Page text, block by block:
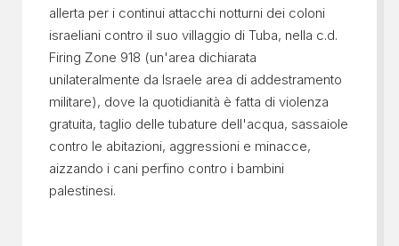
allerta per i continui attacchi notturni dei coloni
israeliani contro il suo villaggio di Tuba, nella c.d.
Firing Zone 918 (un'area dichiarata
unilateralmente da Israele area di addestramento
militare), dove la quotidianità è fatta di violenza
gratuita, taglio delle tubature dell'acqua, sassaiole
contro le abitazioni, aggressioni e minacce,
aizzando i cani perfino contro i bambini
palestinesi.